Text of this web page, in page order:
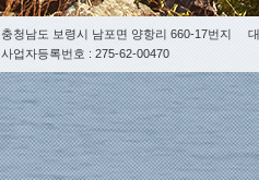
충청남도 보령시 남포면 양항리 660-17번지
사업자등록번호 : 275-62-00470